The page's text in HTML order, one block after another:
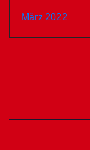
März 2022